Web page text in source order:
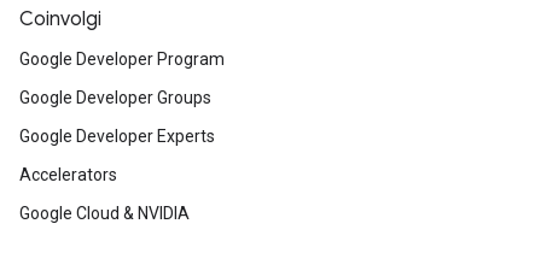
Coinvolgi
Google Developer Program
Google Developer Groups
Google Developer Experts
Accelerators
Google Cloud & NVIDIA